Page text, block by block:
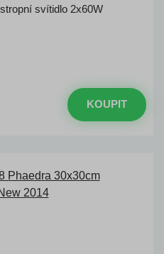
svítidlo 2x60W
KOUPIT